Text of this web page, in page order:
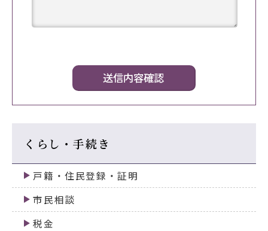
くらし・手続き
戸籍・住民登録・証明
市民相談
税金